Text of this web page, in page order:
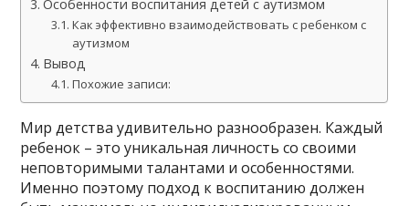
Особенности воспитания детей с аутизмом
Как эффективно взаимодействовать с ребенком с
аутизмом
Вывод
Похожие записи:
Мир детства удивительно разнообразен. Каждый
ребенок – это уникальная личность со своими
неповторимыми талантами и особенностями.
Именно поэтому подход к воспитанию должен